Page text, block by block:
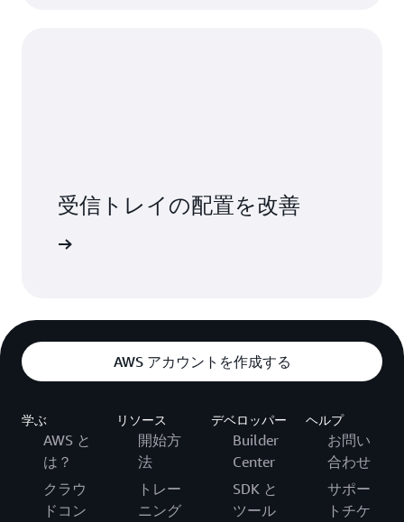
受信トレイの配置を改善
AWS アカウントを作成する
学ぶ
AWS と
は？
クラウ
ドコン
リソース
開始方
法
トレー
ニング
デベロッパー
Builder
Center
SDK と
ツール
ヘルプ
お問い
合わせ
サポー
トチケ